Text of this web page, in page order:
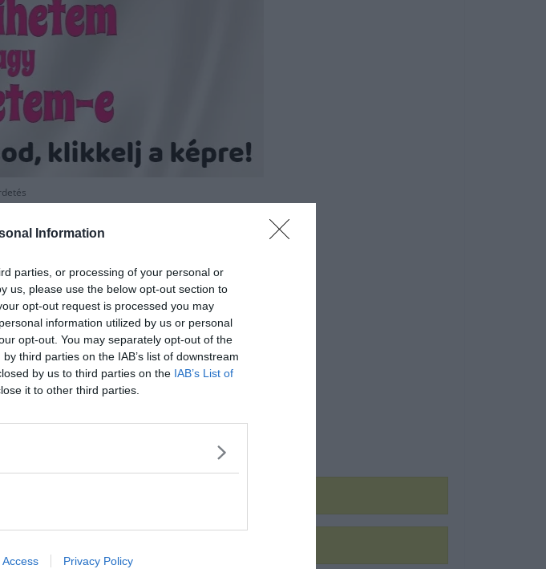
Information
parties, or processing of your personal or
us, please use the below opt-out section to
opt-out request is processed you may
information utilized by us or personal
opt-out. You may separately opt-out of the
third parties on the IAB’s list of downstream
by us to third parties on the IAB’s List of
it to other third parties.
Access Privacy Policy